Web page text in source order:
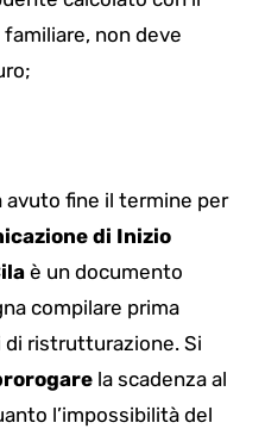
non deve
avuto fine il termine per
di Inizio
è un documento
compilare prima
di ristrutturazione. Si
la scadenza al
l’impossibilità del